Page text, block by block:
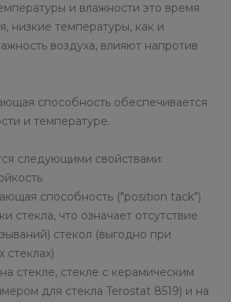
и влажности это время
низкие температуры, как и
воздуха, влияют напротив
способность обеспечивается
и температуре.
следующими свойствами:
способность ("position tack")
стекла, что означает отсутствие
стекол (выгодно при
стеклах)
стекле, стекле с керамическим
для стекла Terostat 8519) и на